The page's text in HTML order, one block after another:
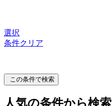
選択
条件クリア
この条件で検索
人気の条件から検索